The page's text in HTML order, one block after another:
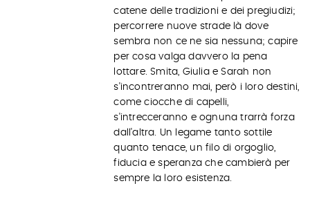
catene delle tradizioni e dei pregiudizi;
percorrere nuove strade là dove
sembra non ce ne sia nessuna; capire
per cosa valga davvero la pena
lottare. Smita, Giulia e Sarah non
s'incontreranno mai, però i loro destini,
come ciocche di capelli,
s'intrecceranno e ognuna trarrà forza
dall'altra. Un legame tanto sottile
quanto tenace, un filo di orgoglio,
fiducia e speranza che cambierà per
sempre la loro esistenza.